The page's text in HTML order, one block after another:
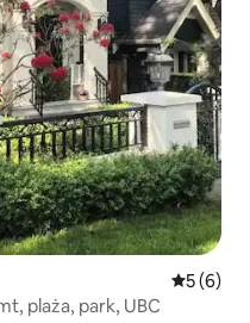
Średnia
5 (6)
plaża, park, UBC